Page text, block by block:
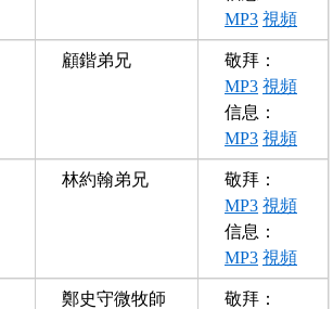
MP3 視頻
顧鍇弟兄
敬拜：
MP3 視頻
信息：
MP3 視頻
林約翰弟兄
敬拜：
MP3 視頻
信息：
MP3 視頻
鄭史守微牧師
敬拜：